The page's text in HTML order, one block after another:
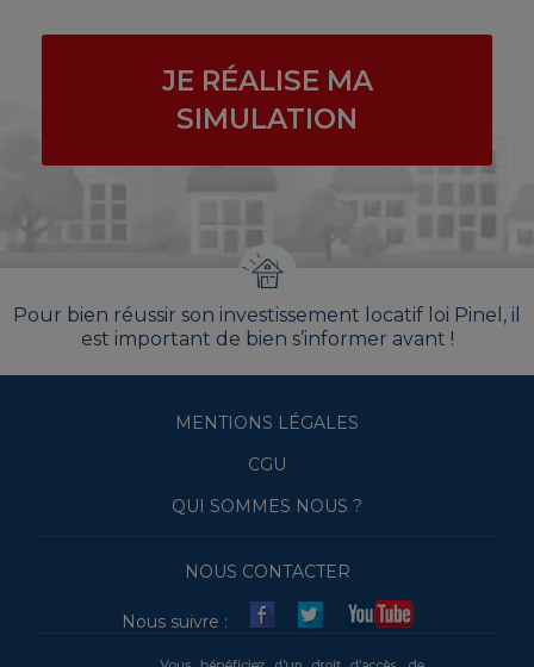
JE RÉALISE MA
SIMULATION
Pour bien réussir son investissement locatif loi Pinel, il
est important de bien s’informer avant !
MENTIONS LÉGALES
CGU
QUI SOMMES NOUS ?
NOUS CONTACTER
Nous suivre :